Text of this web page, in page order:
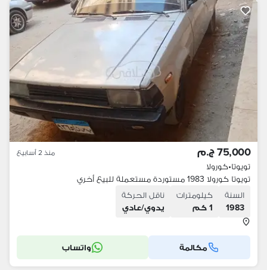
75,000 ج.م منذ 2 أسابيع
تويوتا•كورولا
تويوتا كورولا 1983 مستوردة مستعملة للبيع أخري
السنة
1983
كيلومترات
1 كم
ناقل الحركة
يدوي/عادي
مكالمة واتساب